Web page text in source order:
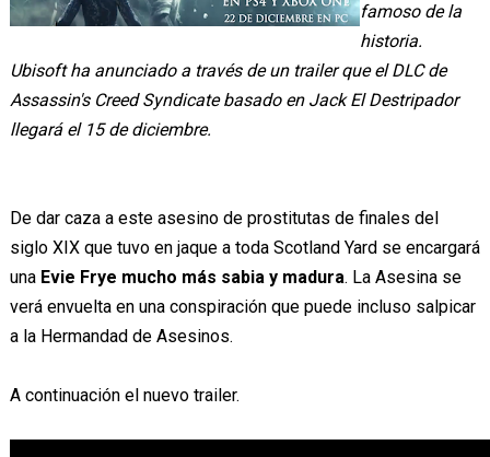
famoso de la
historia.
Ubisoft ha anunciado a través de un trailer que el DLC de
Assassin's Creed Syndicate basado en Jack El Destripador
llegará el 15 de diciembre.
De dar caza a este asesino de prostitutas de finales del
siglo XIX que tuvo en jaque a toda Scotland Yard se encargará
una Evie Frye mucho más sabia y madura. La Asesina se
verá envuelta en una conspiración que puede incluso salpicar
a la Hermandad de Asesinos.
A continuación el nuevo trailer.